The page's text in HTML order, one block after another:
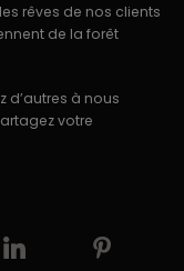
rêves de nos clients
de la forêt
d’autres à nous
votre